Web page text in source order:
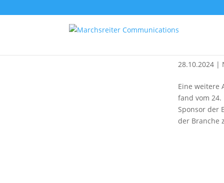
28.10.2024|
Eine weitere
fand vom
Sponsor der
der Branche